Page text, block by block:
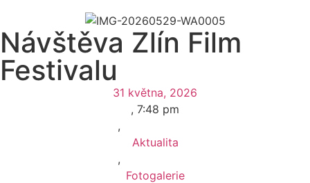
Návštěva Zlín Film
Festivalu
31 května, 2026
, 7:48 pm
,
Aktualita
,
Fotogalerie